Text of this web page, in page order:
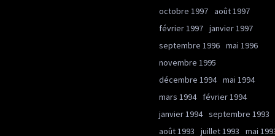
octobre 1997 août 1997
février 1997 janvier 1997
septembre 1996 mai 1996
novembre 1995
décembre 1994 mai 1994
mars 1994
février 1994
janvier 1994 septembre 1993
août 1993
juillet 1993 mai